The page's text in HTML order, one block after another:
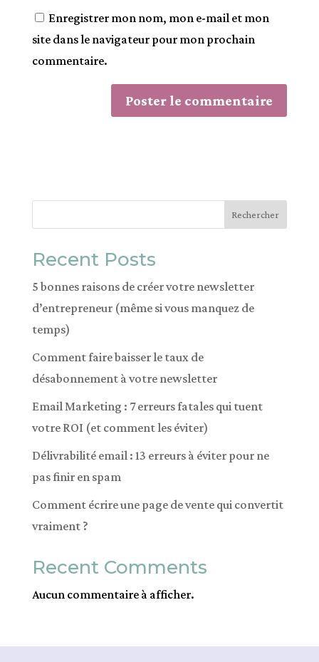
Enregistrer mon nom, mon e-mail et mon
site dans le navigateur pour mon prochain
commentaire.
a
:
Rechercher
Recent Posts
5 bonnes raisons de créer votre newsletter
d’entrepreneur (même si vous manquez de
temps)
Comment faire baisser le taux de
désabonnement à votre newsletter
Email Marketing : 7 erreurs fatales qui tuent
votre ROI (et comment les éviter)
Délivrabilité email : 13 erreurs à éviter pour ne
pas finir en spam
Comment écrire une page de vente qui convertit
vraiment ?
Recent Comments
Aucun commentaire à afficher.